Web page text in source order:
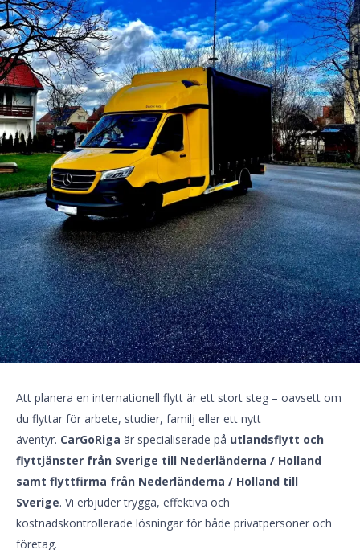
Att planera en internationell flytt är ett stort steg – oavsett om
du flyttar för arbete, studier, familj eller ett nytt
äventyr. CarGoRiga är specialiserade på utlandsflytt och
flyttjänster från Sverige till Nederländerna / Holland
samt flyttfirma från Nederländerna / Holland till
Sverige. Vi erbjuder trygga, effektiva och
kostnadskontrollerade lösningar för både privatpersoner och
företag.